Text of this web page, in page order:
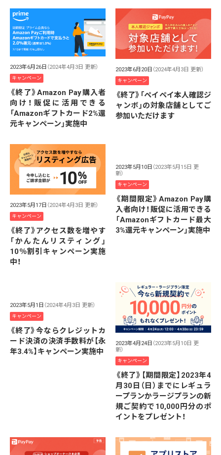
2023年6月26日 （2024年4月3日 更新）
キャンペーン
《終了》Amazon Pay購入者
向け！販促に活用できる
「Amazonギフトカード2%還
元キャンペーン」実施中
2023年6月20日 （2024年4月3日 更新）
キャンペーン
《終了》「ペイペイ本人確認ジ
ャンボ」の対象店舗としてご
参加いただけます
2023年5月17日 （2024年4月3日 更新）
キャンペーン
《終了》アクセス数を増やす
「かんたんリスティング」
10％割引キャンペーン実施
中！
2023年5月10日 （2023年5月15日 更
新）
キャンペーン
《期間限定》Amazon Pay購
入者向け！販促に活用できる
「Amazonギフトカード最大
3%還元キャンペーン」実施中
2023年5月1日 （2024年4月3日 更新）
キャンペーン
《終了》今ならクレジットカ
ード決済の決済手数料が【永
年3.4%】キャンペーン実施中
2023年4月24日 （2023年5月10日 更
新）
キャンペーン
《終了》【期間限定】2023年4
月30日（日）までにレギュラ
ープランかラージプランの新
規ご契約で10,000円分のポ
イントをプレゼント！